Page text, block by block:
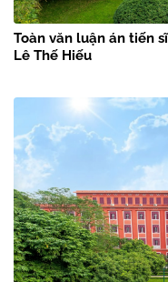
Toàn văn luận án tiến
Lê Thế Hiếu